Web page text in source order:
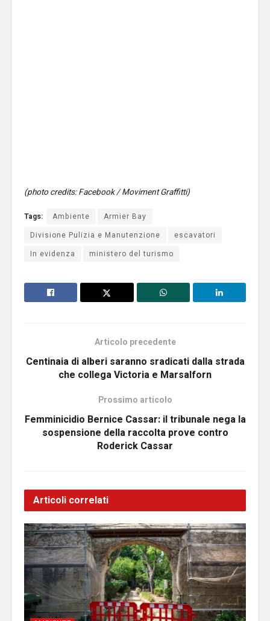
(photo credits: Facebook / Moviment Graffitti)
Tags: Ambiente
Armier Bay
Divisione Pulizia e Manutenzione
escavatori
In evidenza
ministero del turismo
Articolo precedente
Centinaia di alberi saranno sradicati dalla strada
che collega Victoria e Marsalforn
Prossimo articolo
Femminicidio Bernice Cassar: il tribunale nega la
sospensione della raccolta prove contro
Roderick Cassar
Articoli correlati